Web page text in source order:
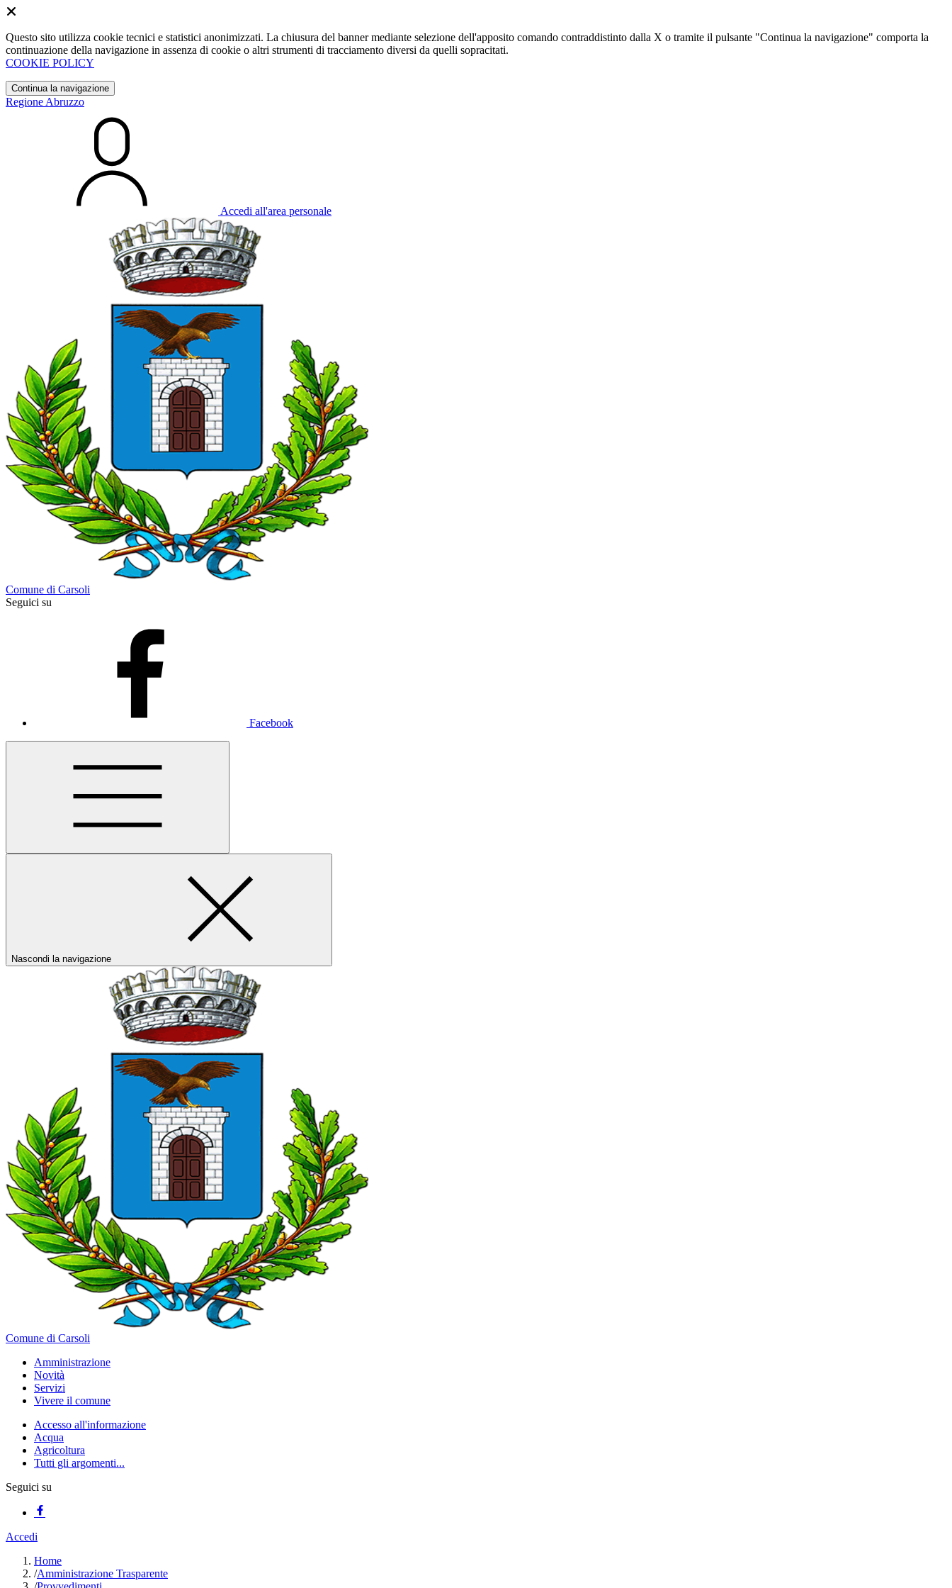
Questo sito utilizza cookie tecnici e statistici anonimizzati. La chiusura del banner mediante selezione dell'apposito comando contraddistinto dalla X o tramite il pulsante "Continua la navigazione" comporta la
continuazione della navigazione in assenza di cookie o altri strumenti di tracciamento diversi da quelli sopracitati.
COOKIE POLICY
Continua la navigazione
Regione Abruzzo
Accedi all'area personale
Comune di Carsoli
Seguici su
Facebook
Nascondi la navigazione
Comune di Carsoli
Amministrazione
Novità
Servizi
Vivere il comune
Accesso all'informazione
Acqua
Agricoltura
Tutti gli argomenti...
Seguici su
Accedi
Home
/Amministrazione Trasparente